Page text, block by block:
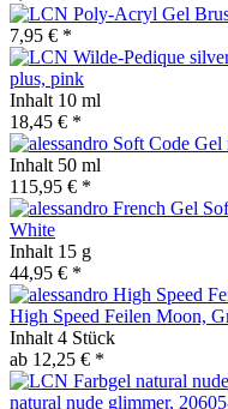
7,95 € *
plus, pink
Inhalt 10 ml
18,45 € *
Inhalt 50 ml
115,95 € *
White
Inhalt 15 g
44,95 € *
High Speed Feilen Moon,
Inhalt 4 Stück
ab 12,25 € *
natural nude glimmer,